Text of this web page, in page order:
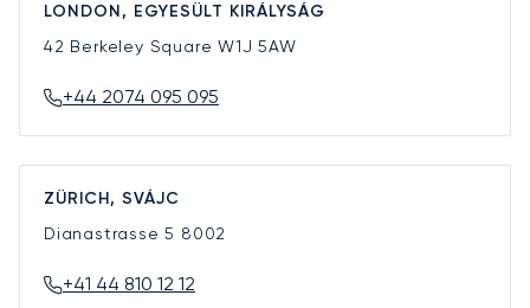
LONDON, EGYESÜLT KIRÁLYSÁG
42 Berkeley SquareW1J 5AW
+44 2074 095 095
ZÜRICH, SVÁJC
Dianastrasse 5 8002
+41 44 810 12 12